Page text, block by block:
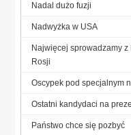
Nadal dużo fuzji
Nadwyżka w USA
Najwięcej sprowadzamy z
Rosji
Oscypek pod specjalnym
Ostatni kandydaci na
Państwo chce się pozbyć